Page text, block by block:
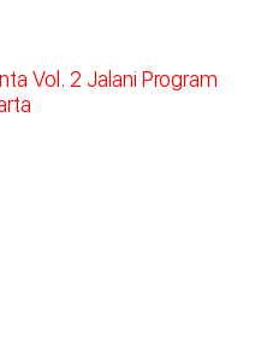
Vol. 2 Jalani Program